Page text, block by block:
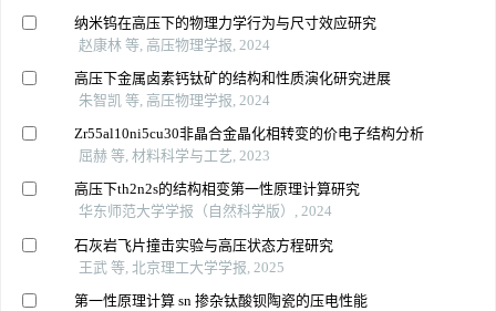
纳米钨在高压下的物理力学行为与尺寸效应研究
赵康林 等, 高压物理学报, 2024
高压下金属卤素钙钛矿的结构和性质演化研究进展
朱智凯 等, 高压物理学报, 2024
Zr55al10ni5cu30非晶合金晶化相转变的价电子结构分析
屈赫 等, 材料科学与工艺, 2023
高压下th2n2s的结构相变第一性原理计算研究
华东师范大学学报（自然科学版）, 2024
石灰岩飞片撞击实验与高压状态方程研究
王武 等, 北京理工大学学报, 2025
第一性原理计算 sn 掺杂钛酸钡陶瓷的压电性能